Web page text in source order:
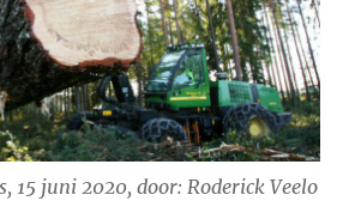
15 juni 2020, door: Roderick Veelo